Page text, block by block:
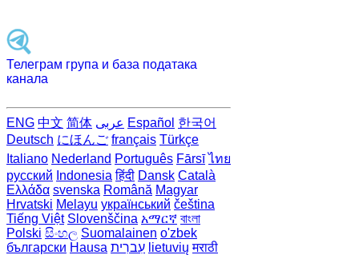
Телеграм група и база података
канала
ENG 中文 简体 عربى Español 한국어
Deutsch にほんご français Türkçe
Italiano Nederland Português Fārsī‎ ไทย
русский Indonesia हिंदी Dansk‎ Català
Ελλάδα svenska Română Magyar
Hrvatski Melayu український čeština
Tiếng Việt Slovenščina አማርኛ বাংলা
Polski සිංහල Suomalainen o'zbek
български Hausa עִברִית lietuvių मराठी